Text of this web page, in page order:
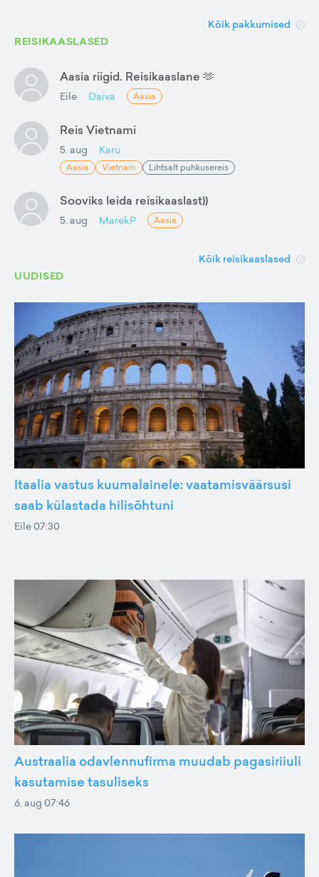
Kõik pakkumised
REISIKAASLASED
Aasia riigid. Reisikaaslane 🫶
Eile Daiva Aasia
Reis Vietnami
5. aug Karu
Aasia Vietnam Lihtsalt puhkusereis
Sooviks leida reisikaaslast))
5. aug MarekP Aasia
Kõik reisikaaslased
UUDISED
Itaalia vastus kuumalainele: vaatamisväärsusi
saab külastada hilisõhtuni
Eile 07:30
Austraalia odavlennufirma muudab pagasiriiuli
kasutamise tasuliseks
6. aug 07:46